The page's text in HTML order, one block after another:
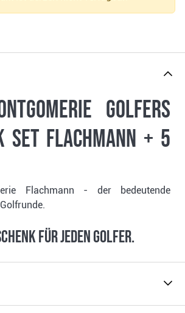
Golfers
Set Flachmann + 5
Flachmann - der bedeutende
für jeden Golfer.